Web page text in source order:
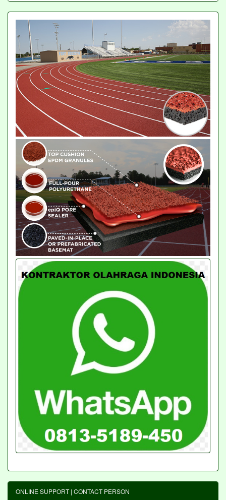
ONLINE SUPPORT | CONTACT PERSON